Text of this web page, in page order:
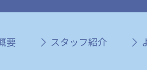
要 スタッフ紹介